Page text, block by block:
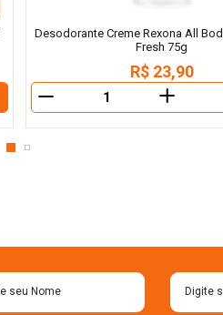
Desodorante Creme Rexona All
Fresh 75g
R$ 23,90
＋